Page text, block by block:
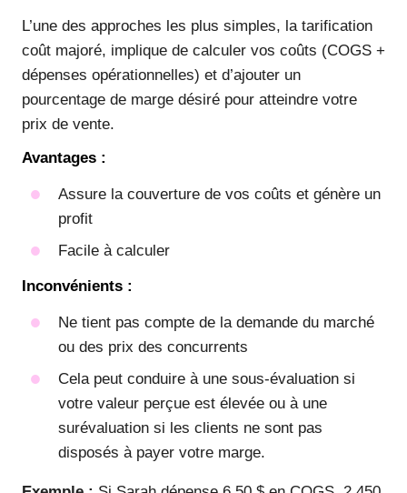
L’une des approches les plus simples, la tarification
coût majoré, implique de calculer vos coûts (COGS +
dépenses opérationnelles) et d’ajouter un
pourcentage de marge désiré pour atteindre votre
prix de vente.
Avantages :
Assure la couverture de vos coûts et génère un
profit
Facile à calculer
Inconvénients :
Ne tient pas compte de la demande du marché
ou des prix des concurrents
Cela peut conduire à une sous-évaluation si
votre valeur perçue est élevée ou à une
surévaluation si les clients ne sont pas
disposés à payer votre marge.